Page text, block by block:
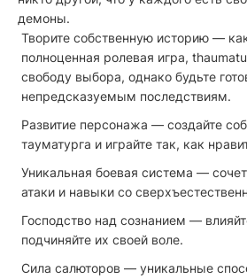
демоны.
Творите собственную историю —
полноценная ролевая игра,
свободу выбора, однако будьте
непредсказуемым последствиям.
Развитие персонажа — создайте
тауматурга и играйте так, как
Уникальная боевая система —
атаки и навыки со
Господство над сознанием —
подчиняйте их своей воле.
Сила салюторов — уникальные